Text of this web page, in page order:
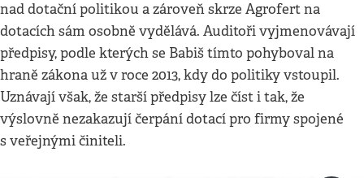
nad dotační politikou a zároveň skrze Agrofert na
dotacích sám osobně vydělává. Auditoři vyjmenovávají
předpisy, podle kterých se Babiš tímto pohyboval na
hraně zákona už v roce 2013, kdy do politiky vstoupil.
Uznávají však, že starší předpisy lze číst i tak, že
výslovně nezakazují čerpání dotací pro firmy spojené
s veřejnými činiteli.